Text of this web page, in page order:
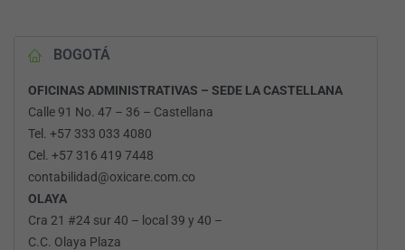
BOGOTÁ
OFICINAS ADMINISTRATIVAS – SEDE LA CASTELLANA
Calle 91 No. 47 – 36 – Castellana
Tel. +57 333 033 4080
Cel. +57 316 419 7448
contabilidad@oxicare.com.co
OLAYA
Cra 21 #24 sur 40 – local 39 y 40 –
C.C. Olaya Plaza